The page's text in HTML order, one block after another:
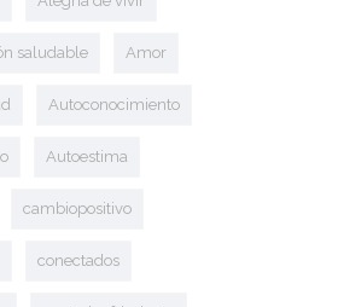
saludable Amor
Autoconocimiento
Autoestima
cambiopositivo
conectados